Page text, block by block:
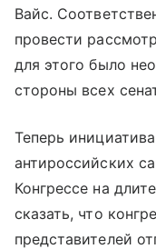
Вайс.
провести
для этого было
стороны всех
Теперь
антироссийских
Конгрессе на
сказать, что
представителей